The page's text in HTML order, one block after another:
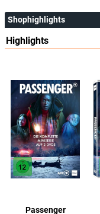
Shophighlights
Highlights
Passenger